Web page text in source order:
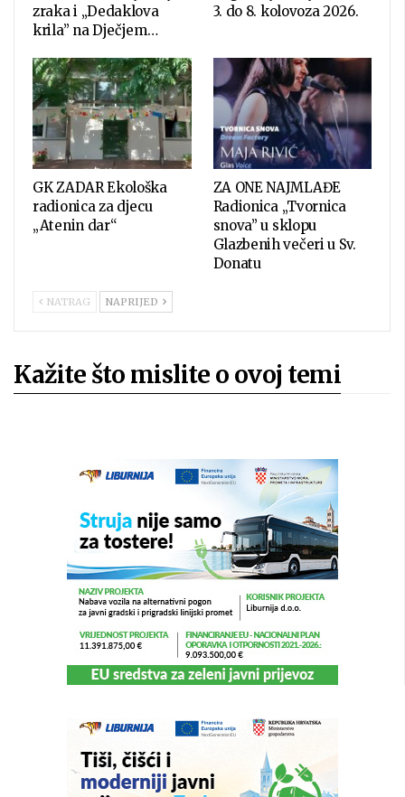
zraka i „Dedaklova
krila” na Dječjem…
3. do 8. kolovoza 2026.
GK ZADAR Ekološka
radionica za djecu
„Atenin dar“
ZA ONE NAJMLAĐE
Radionica „Tvornica
snova” u sklopu
Glazbenih večeri u Sv.
Donatu
NATRAG NAPRIJED
Kažite što mislite o ovoj temi